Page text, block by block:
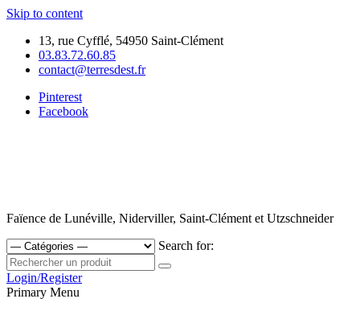
Skip to content
13, rue Cyfflé, 54950 Saint-Clément
03.83.72.60.85
contact@terresdest.fr
Pinterest
Facebook
Faïence de Lunéville, Niderviller, Saint-Clément et Utzschneider
Search for:
Login/Register
Primary Menu